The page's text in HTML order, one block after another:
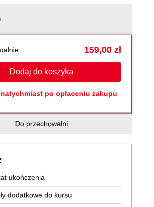
159,00 zł
Dodaj do koszyka
po opłaceniu zakupu
Do przechowalni
ukończenia
dodatkowe do kursu